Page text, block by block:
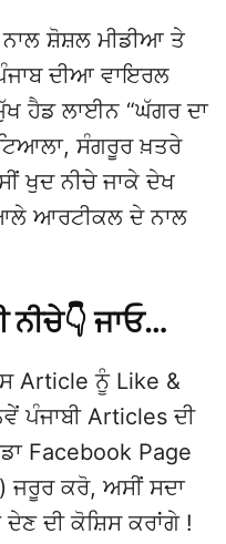
ਸ਼ੋਸ਼ਲ ਮੀਡੀਆ ਤੇ
ਦੀਆ ਵਾਇਰਲ
ਹੈਡ ਲਾਈਨ “ਘੱਗਰ ਦਾ
ਸੰਗਰੂਰ ਖ਼ਤਰੇ
ਖੁਦ ਨੀਚੇ ਜਾਕੇ ਦੇਖ
ਆਰਟੀਕਲ ਦੇ ਨਾਲ
ਜਾਓ…
Article ਨੂੰ Like &
ਪੰਜਾਬੀ Articles ਦੀ
Facebook Page
ਜਰੂਰ ਕਰੋ, ਅਸੀਂ ਸਦਾ
ਦੇਣ ਦੀ ਕੋਸ਼ਿਸ ਕਰਾਂਗੇ !